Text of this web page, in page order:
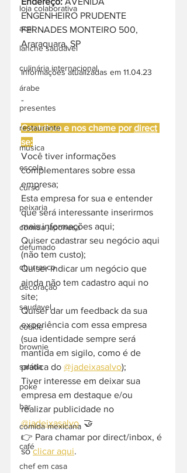
loja colaborativa
acai
lanche saudável
culinária internacional
árabe
presentes
restaurante
música
escola
curso
peixaria
comida japonesa
defumado
churrasco
decoração
saudavel
cookie
brownie
salada
poke
bar
comida mexicana
café
chef em casa
ENGENHEIRO PRUDENTE
FERNADES MONTEIRO 500,
Araraquara, SP
Informações atualizadas em 11.04.23
-
Contribua e nos chame por direct
se:
Você tiver informações
complementares sobre essa
empresa;
Esta empresa for sua e entender
que será interessante inserirmos
mais informações aqui;
Quiser cadastrar seu negócio aqui
(não tem custo);
Quiser indicar um negócio que
ainda não tem cadastro aqui no
site;
Quiser dar um feedback da sua
experiência com essa empresa
(sua identidade sempre será
mantida em sigilo, como é de
prática do @jadeixasalvo);
Tiver interesse em deixar sua
empresa em destaque e/ou
realizar publicidade no
@jadeixasalvo. 🤝
👉 Para chamar por direct/inbox, é
só clicar aqui.